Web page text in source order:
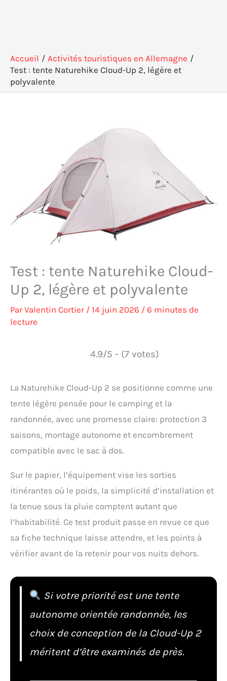
Accueil
Activités touristiques en Allemagne
Test : tente Naturehike Cloud-Up 2, légère et
polyvalente
Test : tente Naturehike Cloud-
Up 2, légère et polyvalente
ParValentin Cortier / 14 juin 2026 / 6 minutes de
lecture
4.9/5 - (7 votes)
La Naturehike Cloud-Up 2 se positionne comme une
tente légère pensée pour le camping et la
randonnée, avec une promesse claire: protection 3
saisons, montage autonome et encombrement
compatible avec le sac à dos.
Sur le papier, l’équipement vise les sorties
itinérantes où le poids, la simplicité d’installation et
la tenue sous la pluie comptent autant que
l’habitabilité. Ce test produit passe en revue ce que
sa fiche technique laisse attendre, et les points à
vérifier avant de la retenir pour vos nuits dehors.
Si votre priorité est une tente
autonome orientée randonnée, les
choix de conception de la Cloud-Up 2
méritent d’être examinés de près.